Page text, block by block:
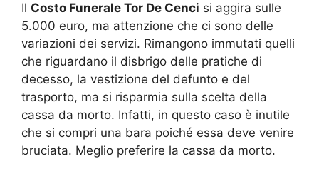
Il Costo Funerale Tor De Cenci si aggira sulle
5.000 euro, ma attenzione che ci sono delle
variazioni dei servizi. Rimangono immutati quelli
che riguardano il disbrigo delle pratiche di
decesso, la vestizione del defunto e del
trasporto, ma si risparmia sulla scelta della
cassa da morto. Infatti, in questo caso è inutile
che si compri una bara poiché essa deve venire
bruciata. Meglio preferire la cassa da morto.